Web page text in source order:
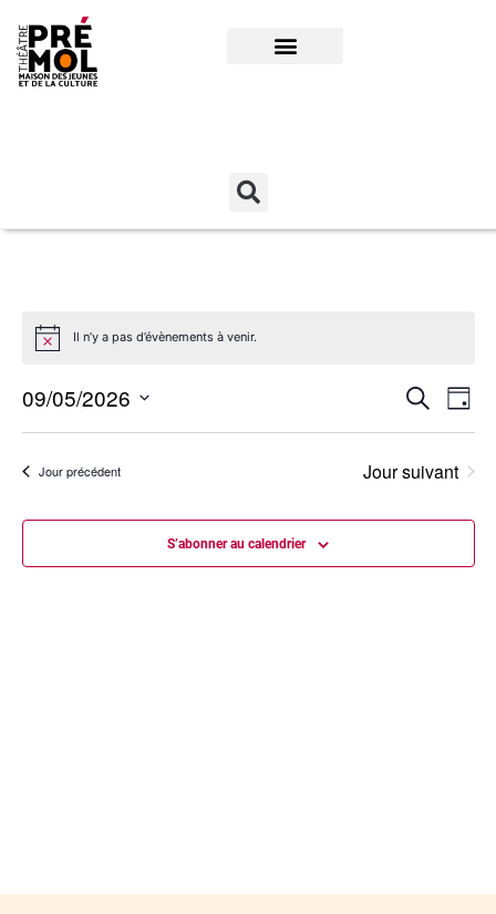
Il n’y a pas d’évènements à venir.
ET
DE
VUES
Recherche
de
Jour
09/05/2026
date.
Jour précédent Jour suivant
S’abonner au calendrier